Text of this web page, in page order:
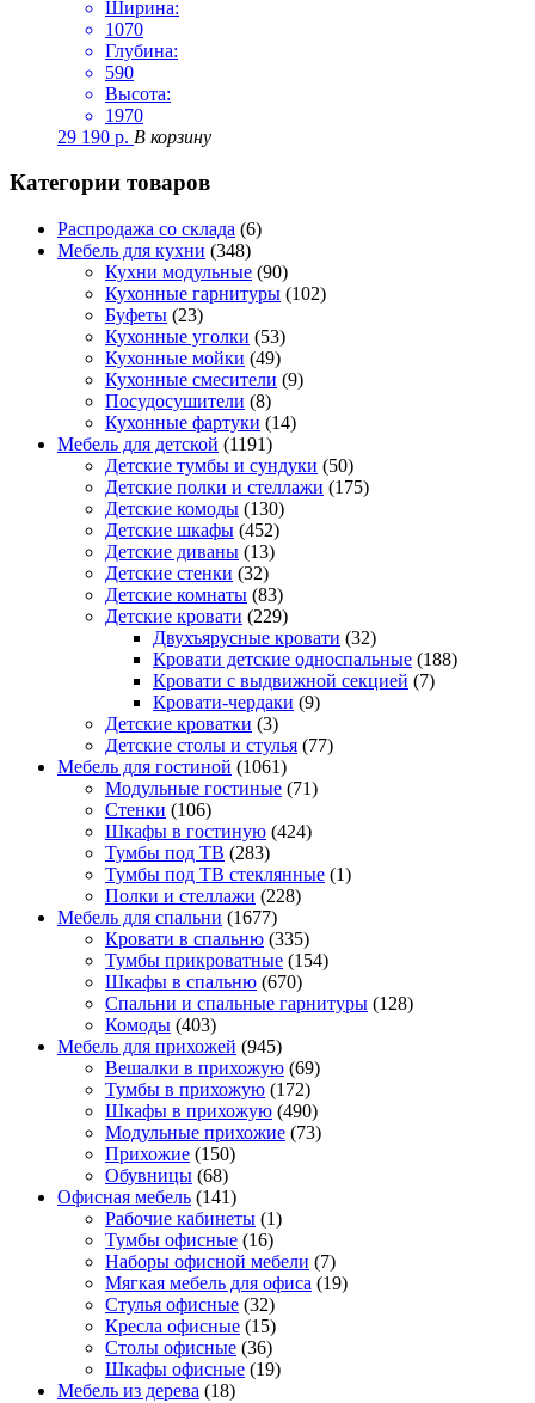
Ширина:
1070
Глубина:
590
Высота:
1970
29 190 р. В корзину
Категории товаров
Распродажа со склада (6)
Мебель для кухни (348)
Кухни модульные (90)
Кухонные гарнитуры (102)
Буфеты (23)
Кухонные уголки (53)
Кухонные мойки (49)
Кухонные смесители (9)
Посудосушители (8)
Кухонные фартуки (14)
Мебель для детской (1191)
Детские тумбы и сундуки (50)
Детские полки и стеллажи (175)
Детские комоды (130)
Детские шкафы (452)
Детские диваны (13)
Детские стенки (32)
Детские комнаты (83)
Детские кровати (229)
Двухъярусные кровати (32)
Кровати детские односпальные (188)
Кровати с выдвижной секцией (7)
Кровати-чердаки (9)
Детские кроватки (3)
Детские столы и стулья (77)
Мебель для гостиной (1061)
Модульные гостиные (71)
Стенки (106)
Шкафы в гостиную (424)
Тумбы под ТВ (283)
Тумбы под ТВ стеклянные (1)
Полки и стеллажи (228)
Мебель для спальни (1677)
Кровати в спальню (335)
Тумбы прикроватные (154)
Шкафы в спальню (670)
Спальни и спальные гарнитуры (128)
Комоды (403)
Мебель для прихожей (945)
Вешалки в прихожую (69)
Тумбы в прихожую (172)
Шкафы в прихожую (490)
Модульные прихожие (73)
Прихожие (150)
Обувницы (68)
Офисная мебель (141)
Рабочие кабинеты (1)
Тумбы офисные (16)
Наборы офисной мебели (7)
Мягкая мебель для офиса (19)
Стулья офисные (32)
Кресла офисные (15)
Столы офисные (36)
Шкафы офисные (19)
Мебель из дерева (18)